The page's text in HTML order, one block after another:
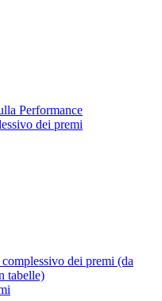
Performance
dei premi
dei premi (da
tabelle)